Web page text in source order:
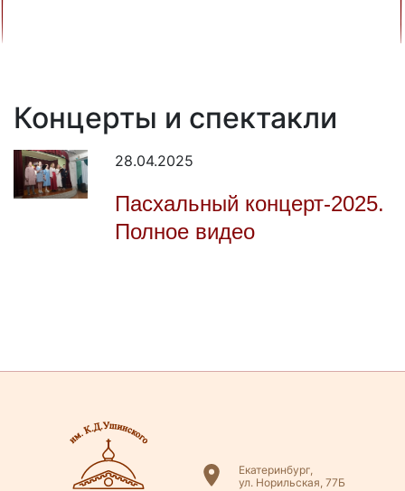
Концерты и спектакли
28.04.2025
Пасхальный концерт-2025.
Полное видео
Екатеринбург,
ул. Норильская, 77Б